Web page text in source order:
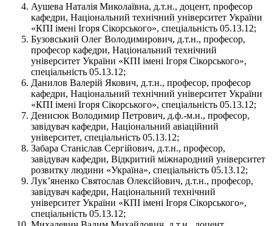
Аушева Наталія Миколаївна, д.т.н., доцент, професор
кафедри, Національний технічний університет України
«КПІ імені Ігоря Сікорського», спеціальність 05.13.12;
Бузовський Олег Володимирович, д.т.н., професор,
професор кафедри, Національний технічний
університет України «КПІ імені Ігоря Сікорського»,
спеціальність 05.13.12;
Данилов Валерій Якович, д.т.н., професор, професор
кафедри, Національний технічний університет України
«КПІ імені Ігоря Сікорського», спеціальність 05.13.12;
Денисюк Володимир Петрович, д.ф.-м.н., професор,
завідувач кафедри, Національний авіаційний
університет, спеціальність 05.13.12;
Забара Станіслав Сергійович, д.т.н., професор,
завідувач кафедри, Відкритий міжнародний університет
розвитку людини «Україна», спеціальність 05.13.12;
Лук’яненко Святослав Олексійович, д.т.н., професор,
завідувач кафедри, Національний технічний
університет України «КПІ імені Ігоря Сікорського»,
спеціальність 05.13.12;